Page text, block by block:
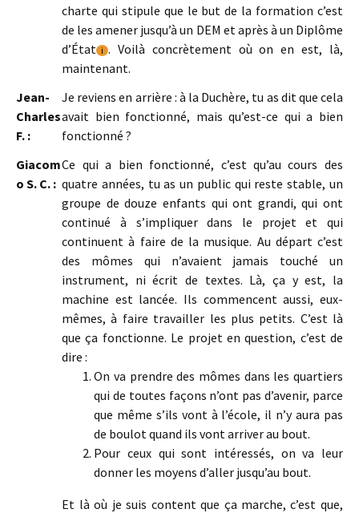
charte qui stipule que le but de la formation c’est
de les amener jusqu’à un DEM et après à un Diplôme
d’État i . Voilà concrètement où on en est, là,
maintenant.
Jean-
Charles
F. :
Je reviens en arrière : à la Duchère, tu as dit que cela
avait bien fonctionné, mais qu’est-ce qui a bien
fonctionné ?
Giacom
o S. C. :
Ce qui a bien fonctionné, c’est qu’au cours des
quatre années, tu as un public qui reste stable, un
groupe de douze enfants qui ont grandi, qui ont
continué à s’impliquer dans le projet et qui
continuent à faire de la musique. Au départ c’est
des mômes qui n’avaient jamais touché un
instrument, ni écrit de textes. Là, ça y est, la
machine est lancée. Ils commencent aussi, eux-
mêmes, à faire travailler les plus petits. C’est là
que ça fonctionne. Le projet en question, c’est de
dire :
On va prendre des mômes dans les quartiers
qui de toutes façons n’ont pas d’avenir, parce
que même s’ils vont à l’école, il n’y aura pas
de boulot quand ils vont arriver au bout.
Pour ceux qui sont intéressés, on va leur
donner les moyens d’aller jusqu’au bout.
Et là où je suis content que ça marche, c’est que,